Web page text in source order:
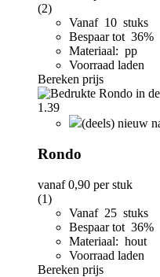
(2)
Vanaf 10 stuks
Bespaar tot 36%
Materiaal: pp
Voorraad laden
Bereken prijs
(deels) nieuw
Rondo
vanaf0,90 per stuk
(1)
Vanaf 25 stuks
Bespaar tot 36%
Materiaal: hout
Voorraad laden
Bereken prijs